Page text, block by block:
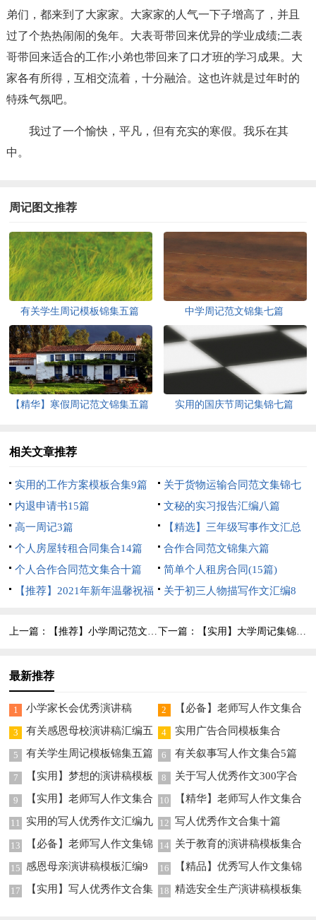
弟们，都来到了大家家。大家家的人气一下子增高了，并且
过了个热热闹闹的兔年。大表哥带回来优异的学业成绩;二表
哥带回来适合的工作;小弟也带回来了口才班的学习成果。大
家各有所得，互相交流着，十分融洽。这也许就是过年时的
特殊气氛吧。
我过了一个愉快，平凡，但有充实的寒假。我乐在其
中。
周记图文推荐
有关学生周记模板锦集五篇 中学周记范文锦集七篇
【精华】寒假周记范文锦集五篇 实用的国庆节周记集锦七篇
相关文章推荐
实用的工作方案模板合集9篇
关于货物运输合同范文集锦七
篇
内退申请书15篇
文秘的实习报告汇编八篇
高一周记3篇
【精选】三年级写事作文汇总
7篇
个人房屋转租合同集合14篇
合作合同范文锦集六篇
个人合作合同范文集合十篇
简单个人租房合同(15篇)
【推荐】2021年新年温馨祝福
关于初三人物描写作文汇编8
上一篇： 【推荐】小学周记范文9篇 下一篇： 【实用】大学周记集锦7篇
最新推荐
1 小学家长会优秀演讲稿 2
【必备】老师写人作文集合
八篇
3
有关感恩母校演讲稿汇编五
篇
4 实用广告合同模板集合
5 有关学生周记模板锦集五篇 6 有关叙事写人作文集合5篇
7
【实用】梦想的演讲稿模板
集合七篇
8
关于写人优秀作文300字合
集7篇
9
【实用】老师写人作文集合
7篇
10
【精华】老师写人作文集合
九篇
11
实用的写人优秀作文汇编九
篇
12 写人优秀作文合集十篇
13
【必备】老师写人作文集锦
10篇
14
关于教育的演讲稿模板集合
六篇
15
感恩母亲演讲稿模板汇编9
篇
16
【精品】优秀写人作文集锦
7篇
17
【实用】写人优秀作文合集
18 精选安全生产演讲稿模板集